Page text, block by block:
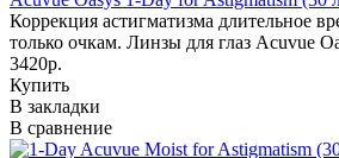
Коррекция астигматизма длительное
только очкам. Линзы для глаз Acuvue
3420р.
Купить
В закладки
В сравнение